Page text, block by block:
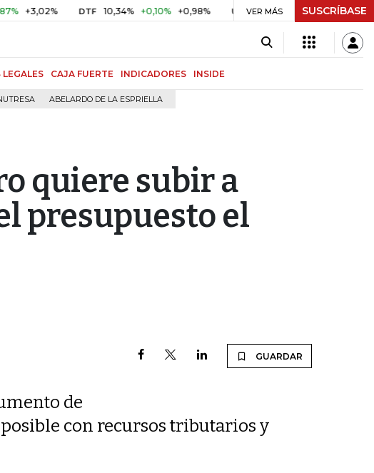
DTF 10,34% +0,10% +0,98% UVR $ 416,96 +$ 0,05 +0,01%
VER MÁS SUSCRÍBASE
CAJA FUERTE INDICADORES INSIDE
ABELARDO DE LA ESPRIELLA
quiere subir a
presupuesto el
GUARDAR
de
con recursos tributarios y